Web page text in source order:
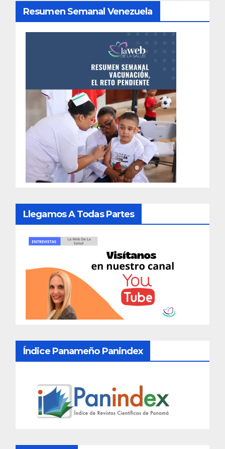
Resumen Semanal Venezuela
Llegamos A Todas Partes
Índice Panameño Panindex